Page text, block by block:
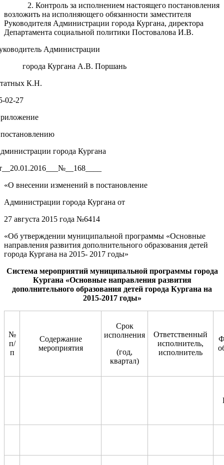
2. Контроль за исполнением настоящего постановления
возложить на исполняющего обязанности заместителя
Руководителя Администрации города Кургана, директора
Департамента социальной политики Постовалова И.В.
Администрации
города Кургана А.В. Поршань
К.Н.
02-27
города Кургана
«О внесении изменений в постановление
Администрации города Кургана от
27 августа 2015 года №6414
«Об утверждении муниципальной программы «Основные
направления развития дополнительного образования детей
города Кургана на 2015- 2017 годы»
Система мероприятий муниципальной программы города
Кургана «Основные направления развития
дополнительного образования детей города Кургана на
2015-2017годы»
№
п/
п
Содержание
мероприятия
Срок
исполнения
(год,
квартал)
Ответственный
исполнитель,
исполнитель